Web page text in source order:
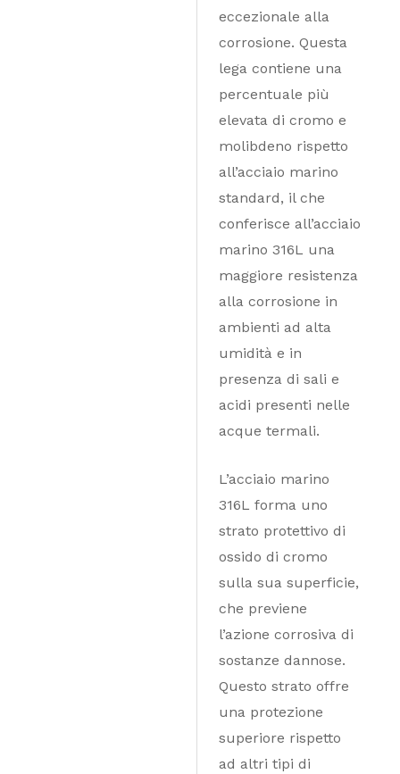
eccezionale alla
corrosione. Questa
lega contiene una
percentuale più
elevata di cromo e
molibdeno rispetto
all’acciaio marino
standard, il che
conferisce all’acciaio
marino 316L una
maggiore resistenza
alla corrosione in
ambienti ad alta
umidità e in
presenza di sali e
acidi presenti nelle
acque termali.
L’acciaio marino
316L forma uno
strato protettivo di
ossido di cromo
sulla sua superficie,
che previene
l’azione corrosiva di
sostanze dannose.
Questo strato offre
una protezione
superiore rispetto
ad altri tipi di